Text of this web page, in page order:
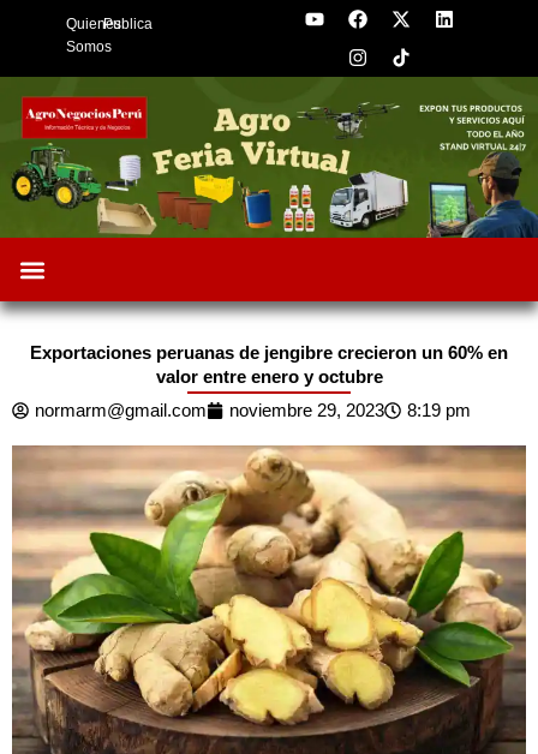
Quienes
Somos
Publica
Y
o
b
e
F
a
c
e
o
o
k
X
-
t
w
t
L
i
d
n
I
n
s
t
g
r
a
Exportaciones peruanas de jengibre crecieron un 60% en
valor entre enero y octubre
normarm@gmail.com
noviembre 29, 2023 8:19 pm